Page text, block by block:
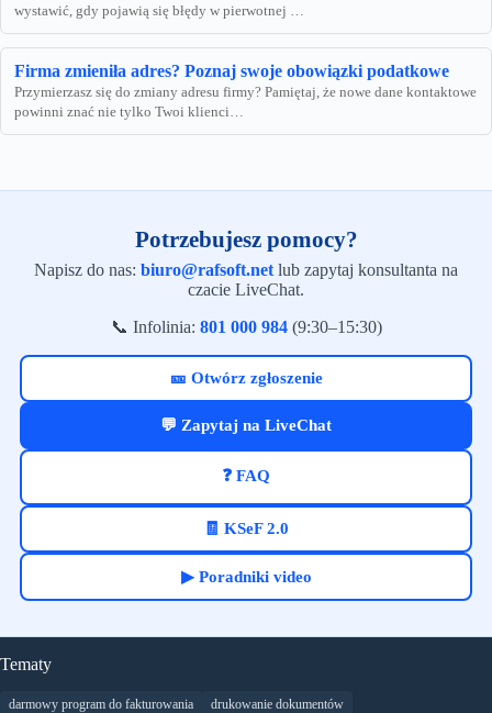
wystawić, gdy pojawią się błędy w pierwotnej …
Firma zmieniła adres? Poznaj swoje obowiązki podatkowe
Przymierzasz się do zmiany adresu firmy? Pamiętaj, że nowe dane kontaktowe
powinni znać nie tylko Twoi klienci…
Potrzebujesz pomocy?
Napisz do nas: biuro@rafsoft.net lub zapytaj konsultanta na
czacie LiveChat.
📞 Infolinia: 801 000 984(9:30–15:30)
🎫 Otwórz zgłoszenie
💬 Zapytaj na LiveChat
❓ FAQ
🧾 KSeF 2.0
▶ Poradniki video
Tematy
darmowy program do fakturowania
drukowanie dokumentów